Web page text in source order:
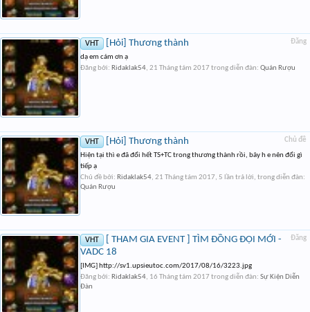
Đăng
VHT [Hỏi] Thương thành
dạ em cám ơn ạ
Đăng bởi: Ridaklak54, 21 Tháng tám 2017 trong diễn đàn: Quán Rượu
Chủ đề
VHT [Hỏi] Thương thành
Hiện tại thì e đã đổi hết TS+TC trong thương thành rồi, bây h e nên đổi gì
tiếp ạ
Chủ đề bởi: Ridaklak54, 21 Tháng tám 2017, 5 lần trả lời, trong diễn đàn:
Quán Rượu
Đăng
VHT
[ THAM GIA EVENT ] TÌM ĐỒNG ĐỘI MỚI -
VADC 18
[IMG] http://sv1.upsieutoc.com/2017/08/16/3223.jpg
Đăng bởi: Ridaklak54, 16 Tháng tám 2017 trong diễn đàn: Sự Kiện Diễn
Đàn